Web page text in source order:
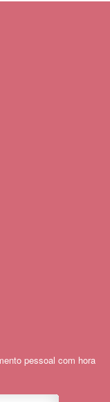
pessoal com hora